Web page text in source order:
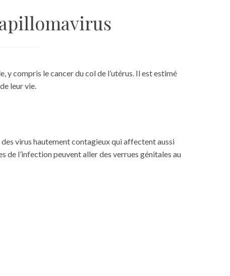
compris le cancer du col de l’utérus. Il est estimé
leur vie.
virus hautement contagieux qui affectent aussi
de l’infection peuvent aller des verrues génitales au